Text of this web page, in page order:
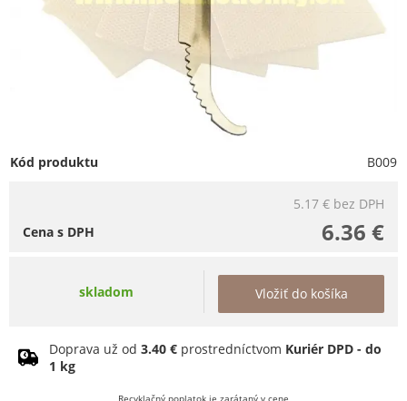
Kód produktu B009
5.17 € bez DPH
6.36 €
Cena s DPH
skladom Vložiť do košíka
Doprava už od 3.40 € prostredníctvom Kuriér DPD - do
1 kg
Recyklačný poplatok je zarátaný v cene